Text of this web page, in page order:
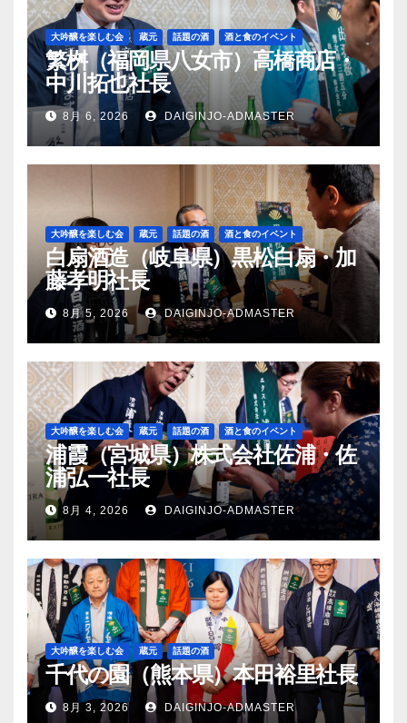
大吟醸を楽しむ会 蔵元 話題の酒 酒と食のイベント
繁桝（福岡県八女市）高橋商店・
中川拓也社長
8月 6, 2026 DAIGINJO-ADMASTER
大吟醸を楽しむ会 蔵元 話題の酒 酒と食のイベント
白扇酒造（岐阜県）黒松白扇・加
藤孝明社長
8月 5, 2026 DAIGINJO-ADMASTER
大吟醸を楽しむ会 蔵元 話題の酒 酒と食のイベント
浦霞（宮城県）株式会社佐浦・佐
浦弘一社長
8月 4, 2026 DAIGINJO-ADMASTER
大吟醸を楽しむ会 蔵元 話題の酒
千代の園（熊本県）本田裕里社長
8月 3, 2026 DAIGINJO-ADMASTER